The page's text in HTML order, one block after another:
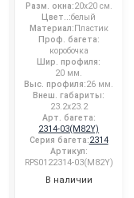
Разм. окна:20x20 см.
Цвет..:белый
Материал: Пластик
Проф. багета:
коробочка
Шир. профиля:
20 мм.
Выс. профиля:26 мм.
Внеш. габариты:
23.2x23.2
Арт. багета:
2314-03(M82Y)
Серия багета:2314
Артикул:
RPS0122314-03(M82Y)
В наличии